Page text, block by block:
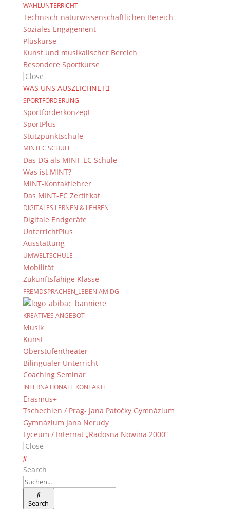
WAHLUNTERRICHT
Technisch-naturwissenschaftlichen Bereich
Soziales Engagement
Pluskurse
Kunst und musikalischer Bereich
Besondere Sportkurse
Close
WAS UNS AUSZEICHNET
SPORTFÖRDERUNG
Sportförderkonzept
SportPlus
Stützpunktschule
MINTEC SCHULE
Das DG als MINT-EC Schule
Was ist MINT?
MINT-Kontaktlehrer
Das MINT-EC Zertifikat
DIGITALES LERNEN & LEHREN
Digitale Endgeräte
UnterrichtPlus
Ausstattung
UMWELTSCHULE
Mobilität
Zukunftsfähige Klasse
FREMDSPRACHEN_LEBEN AM DG
KREATIVES ANGEBOT
Musik
Kunst
Oberstufentheater
Bilingualer Unterricht
Coaching Seminar
INTERNATIONALE KONTAKTE
Erasmus+
Tschechien / Prag- Jana Patočky Gymnázium
Gymnázium Jana Nerudy
Lyceum / Internat „Radosna Nowina 2000”
Close
Search
Search